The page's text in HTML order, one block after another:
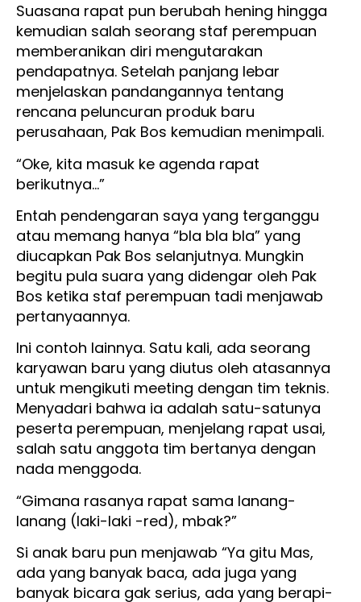
Suasana rapat pun berubah hening hingga
kemudian salah seorang staf perempuan
memberanikan diri mengutarakan
pendapatnya. Setelah panjang lebar
menjelaskan pandangannya tentang
rencana peluncuran produk baru
perusahaan, Pak Bos kemudian menimpali.
“Oke, kita masuk ke agenda rapat
berikutnya…”
Entah pendengaran saya yang terganggu
atau memang hanya “bla bla bla” yang
diucapkan Pak Bos selanjutnya. Mungkin
begitu pula suara yang didengar oleh Pak
Bos ketika staf perempuan tadi menjawab
pertanyaannya.
Ini contoh lainnya. Satu kali, ada seorang
karyawan baru yang diutus oleh atasannya
untuk mengikuti meeting dengan tim teknis.
Menyadari bahwa ia adalah satu-satunya
peserta perempuan, menjelang rapat usai,
salah satu anggota tim bertanya dengan
nada menggoda.
“Gimana rasanya rapat sama lanang-
lanang (laki-laki -red), mbak?”
Si anak baru pun menjawab “Ya gitu Mas,
ada yang banyak baca, ada juga yang
banyak bicara gak serius, ada yang berapi-